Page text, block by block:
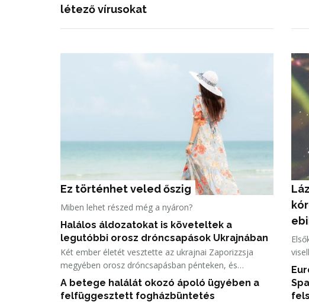
létező vírusokat
Ez történhet veled őszig
Miben lehet részed még a nyáron?
Halálos áldozatokat is követeltek a
legutóbbi orosz dróncsapások Ukrajnában
Két ember életét vesztette az ukrajnai Zaporizzsja
megyében orosz dróncsapásban pénteken, és
ugyancsak ketten haltak meg a Harkiv megyei Izjum
elleni támadásban a helyi hatóságok közlése szerint.
A betege halálát okozó ápoló ügyében a
felfüggesztett fogházbüntetés
és